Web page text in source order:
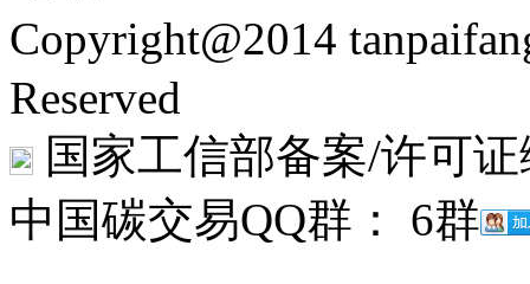
Copyright@2014
Reserved
国家工信部备案/许可
中国碳交易QQ群： 6群